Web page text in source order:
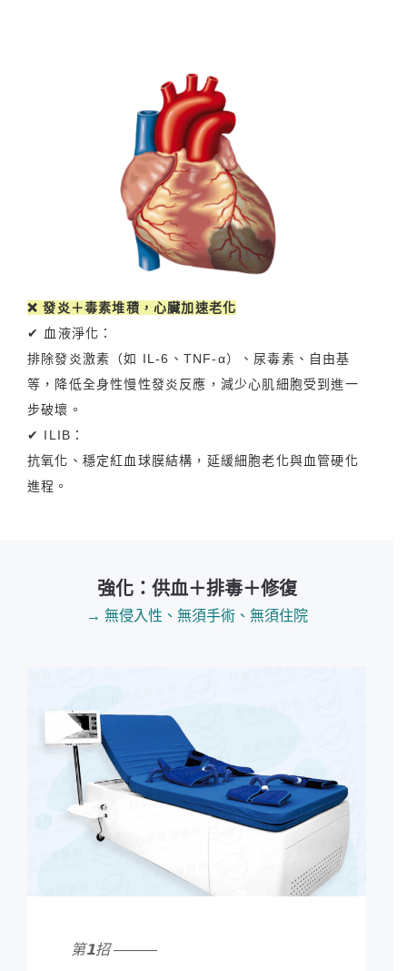
❌ 發炎＋毒素堆積，心臟加速老化
✔ 血液淨化：
排除發炎激素（如 IL-6、TNF-α）、尿毒素、自由基
等，降低全身性慢性發炎反應，減少心肌細胞受到進一
步破壞。
✔ ILIB：
抗氧化、穩定紅血球膜結構，延緩細胞老化與血管硬化
進程。
強化：供血＋排毒＋修復
→ 無侵入性、無須手術、無須住院
第𝟭招 ———